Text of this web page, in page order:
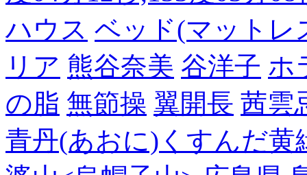
ハウス ベッド(マットレ
リア 熊谷奈美 谷洋子 ホ
の脂 無節操 翼開長 茜雲
青丹(あおに)くすんだ黄